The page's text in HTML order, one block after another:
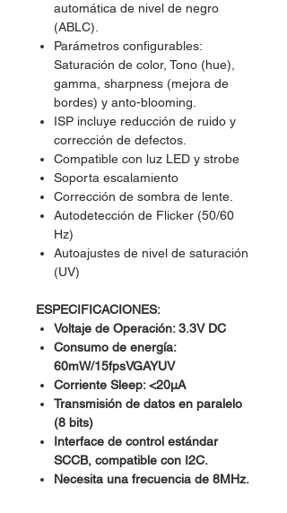
automática de nivel de negro
(ABLC).
Parámetros configurables:
Saturación de color, Tono (hue),
gamma, sharpness (mejora de
bordes) y anto-blooming.
ISP incluye reducción de ruido y
corrección de defectos.
Compatible con luz LED y strobe
Soporta escalamiento
Corrección de sombra de lente.
Autodetección de Flicker (50/60
Hz)
Autoajustes de nivel de saturación
(UV)
ESPECIFICACIONES:
Voltaje de Operación: 3.3V DC
Consumo de energía:
60mW/15fpsVGAYUV
Corriente Sleep: <20μA
Transmisión de datos en paralelo
(8 bits)
Interface de control estándar
SCCB, compatible con I2C.
Necesita una frecuencia de 8MHz.